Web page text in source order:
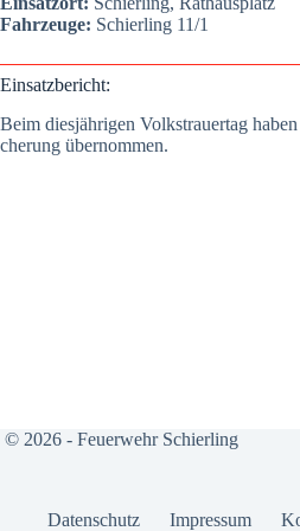
Fahr­zeu­ge: Schier­ling 11/1
Ein­satz­be­richt:
Beim dies­jäh­ri­gen Volks­trau­er­tag
che­rung über­nom­men.
© 2026 - Feuerwehr Schierling
Daten­schutz Impres­sum